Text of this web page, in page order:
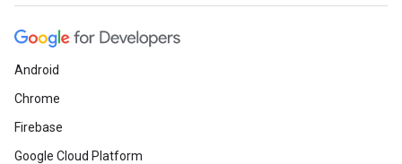
Android
Chrome
Firebase
Google Cloud Platform